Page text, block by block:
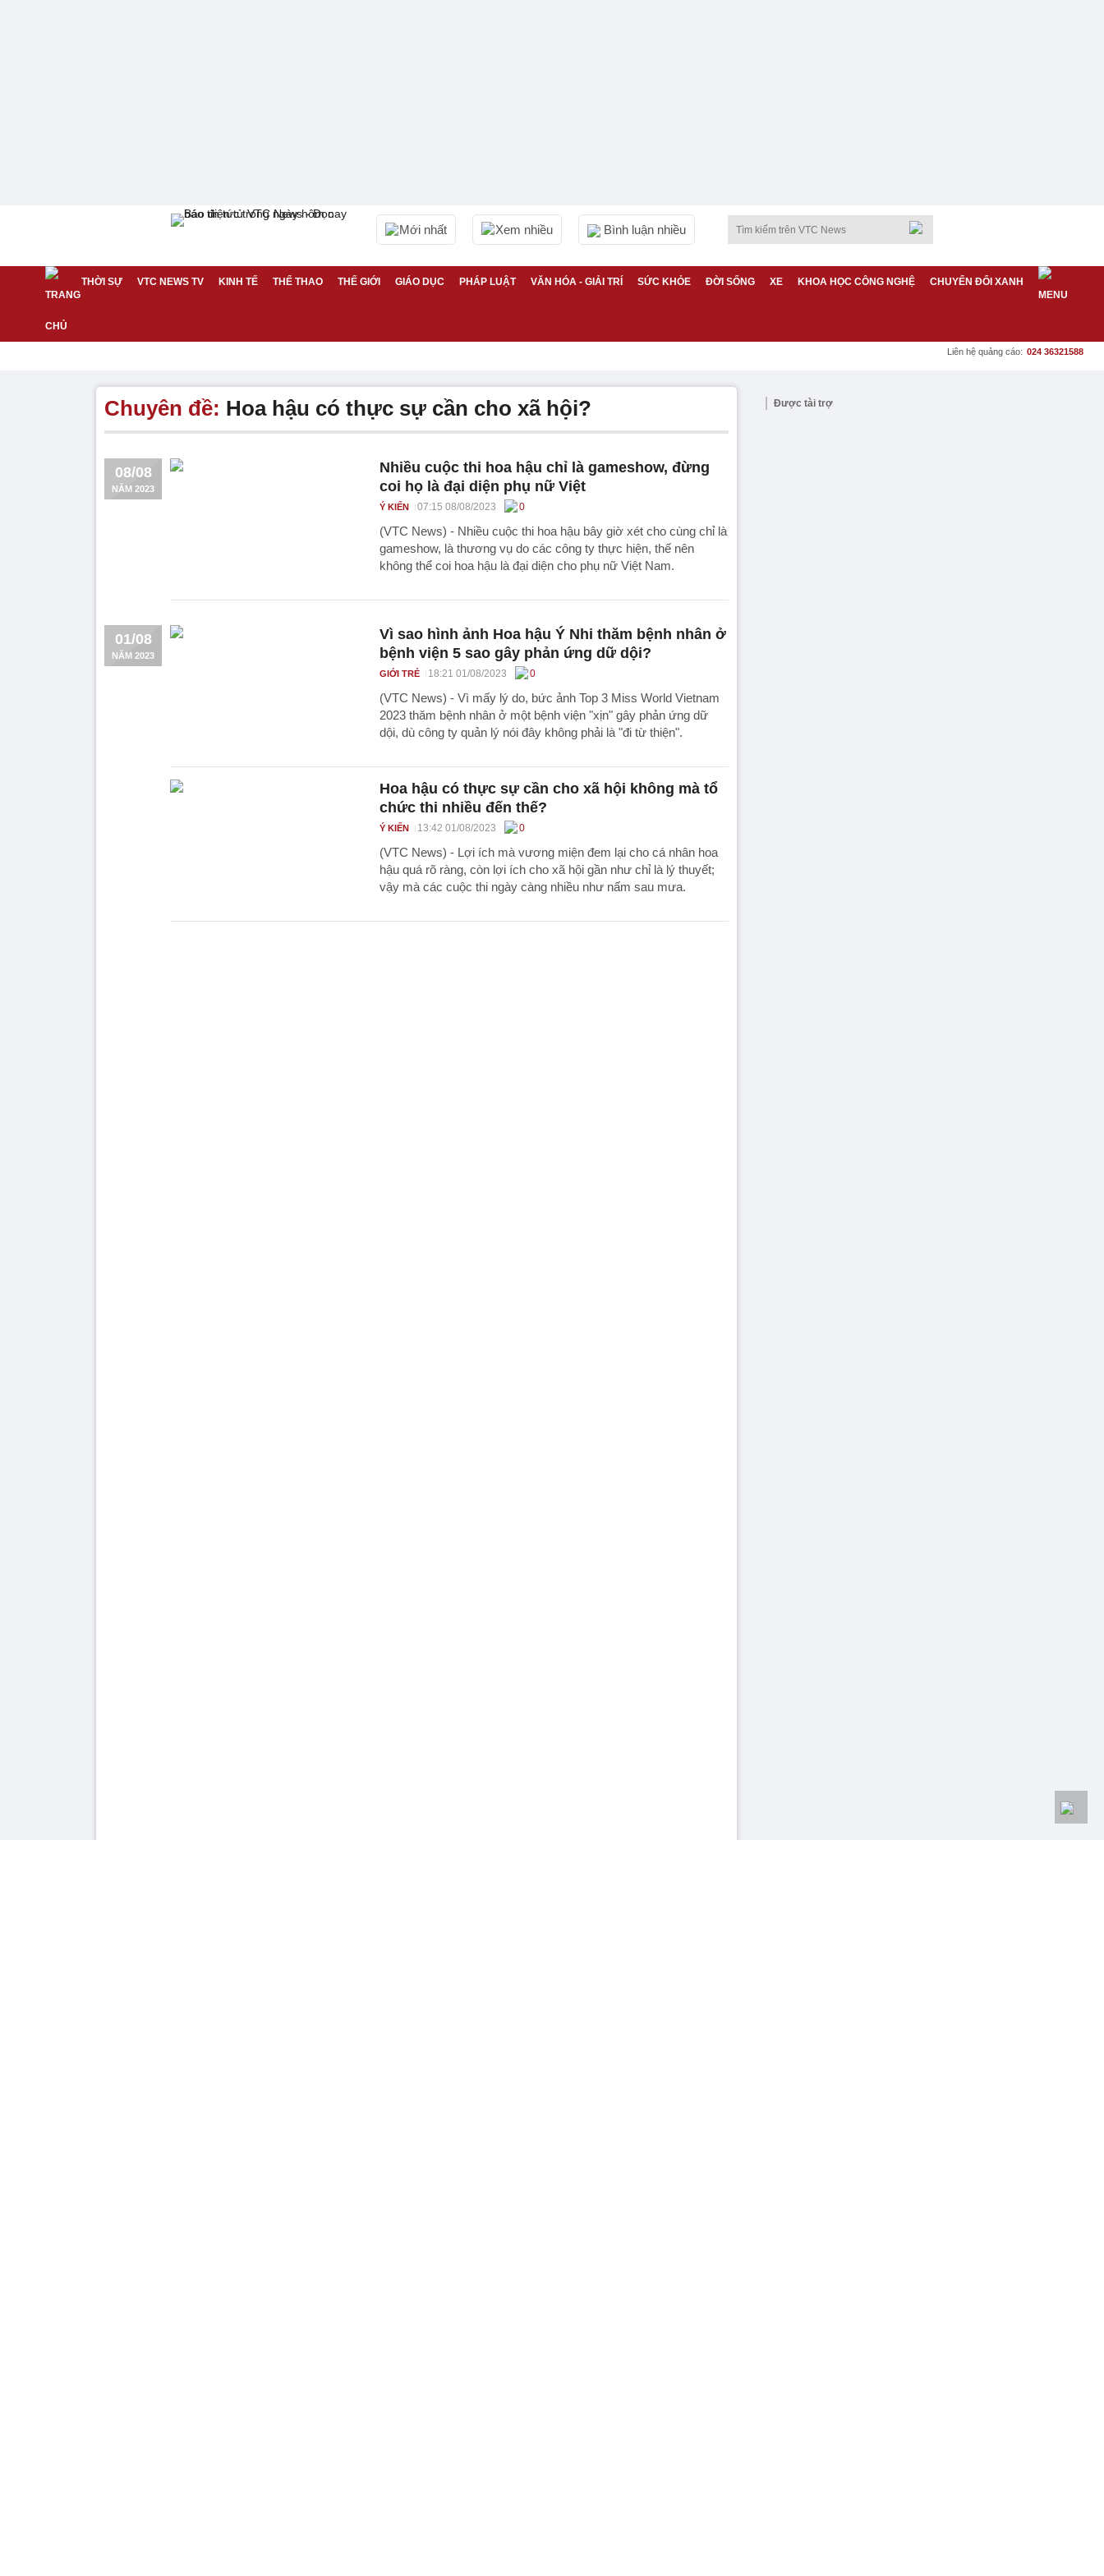
Mới nhất Xem nhiều Bình luận nhiều
THỜI SỰ VTC NEWS TV KINH TẾ THỂ THAO THẾ GIỚI GIÁO DỤC PHÁP LUẬT VĂN HÓA - GIẢI TRÍ SỨC KHỎE ĐỜI SỐNG XE KHOA HỌC CÔNG NGHỆ CHUYỂN ĐỔI XANH
Liên hệ quảng cáo: 024 36321588
Chuyên đề: Hoa hậu có thực sự cần cho xã hội?
08/08
NĂM 2023
Nhiều cuộc thi hoa hậu chỉ là gameshow, đừng
coi họ là đại diện phụ nữ Việt
Ý KIẾN 07:15 08/08/2023 0
(VTC News) - Nhiều cuộc thi hoa hậu bây giờ xét cho cùng chỉ là
gameshow, là thương vụ do các công ty thực hiện, thế nên
không thể coi hoa hậu là đại diện cho phụ nữ Việt Nam.
01/08
NĂM 2023
Vì sao hình ảnh Hoa hậu Ý Nhi thăm bệnh nhân ở
bệnh viện 5 sao gây phản ứng dữ dội?
GIỚI TRẺ 18:21 01/08/2023 0
(VTC News) - Vì mấy lý do, bức ảnh Top 3 Miss World Vietnam
2023 thăm bệnh nhân ở một bệnh viện "xịn" gây phản ứng dữ
dội, dù công ty quản lý nói đây không phải là "đi từ thiện".
Hoa hậu có thực sự cần cho xã hội không mà tổ
chức thi nhiều đến thế?
Ý KIẾN 13:42 01/08/2023 0
(VTC News) - Lợi ích mà vương miện đem lại cho cá nhân hoa
hậu quá rõ ràng, còn lợi ích cho xã hội gần như chỉ là lý thuyết;
vậy mà các cuộc thi ngày càng nhiều như nấm sau mưa.
Được tài trợ